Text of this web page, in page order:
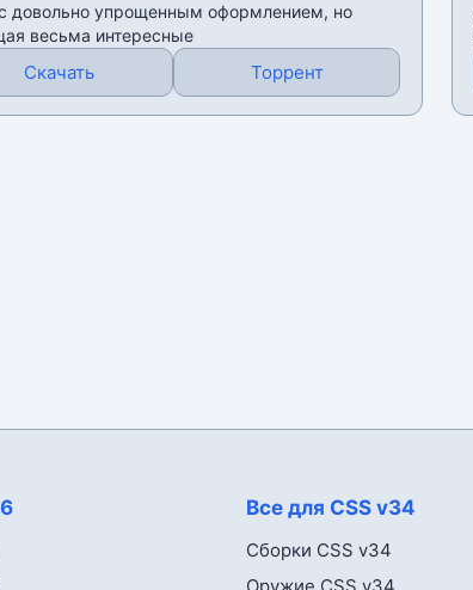
довольно упрощенным оформлением, но
весьма интересные
Скачать Торрент
Все для CSS v34
Сборки CSS v34